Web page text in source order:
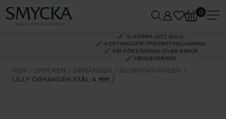
VI KÖPER DITT GULD
KOSTNADSFRI PRESENTINSLAGNING
FRI FÖRSÄKRING ÖVER 695KR
HEMLEVERANS
0
HEM SMYCKEN ÖRHÄNGEN
SILVERÖRHÄNGEN
LILLY ÖRHÄNGEN STÅL 4 MM